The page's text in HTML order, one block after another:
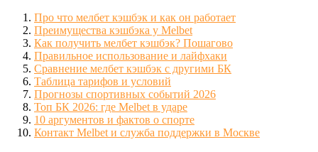
Про что мелбет кэшбэк и как он работает
Преимущества кэшбэка у Melbet
Как получить мелбет кэшбэк? Пошагово
Правильное использование и лайфхаки
Сравнение мелбет кэшбэк с другими БК
Таблица тарифов и условий
Прогнозы спортивных событий 2026
Топ БК 2026: где Melbet в ударе
10 аргументов и фактов о спорте
Контакт Melbet и служба поддержки в Москве